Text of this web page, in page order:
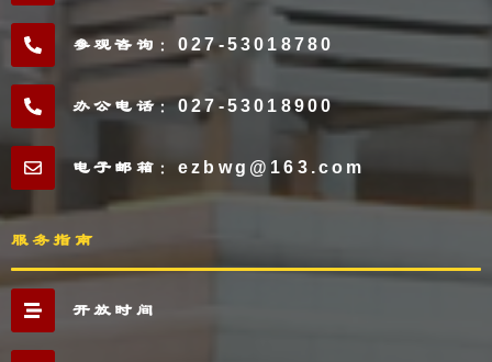
参观咨询：027-53018780
办公电话：027-53018900
电子邮箱：ezbwg@163.com
服务指南
开放时间